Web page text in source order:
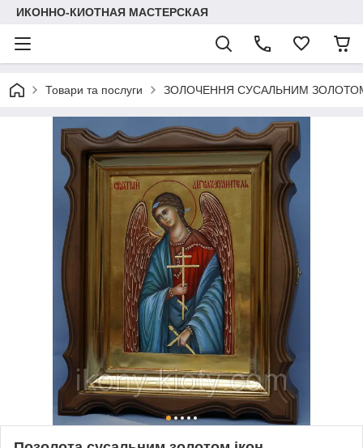
ИКОННО-КИОТНАЯ МАСТЕРСКАЯ
Товари та послуги ЗОЛОЧЕННЯ СУСАЛЬНИМ ЗОЛОТОМ